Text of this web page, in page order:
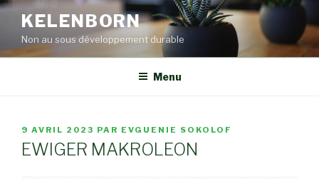
Aller
contenu
principal
KELENBORN
Non au sous développement durable
Menu
PUBLIÉ
LE
9 AVRIL 2023 PAR EVGUENIE SOKOLOF
EWIGER MAKROLEON